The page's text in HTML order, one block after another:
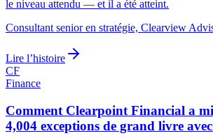
le niveau attendu — et il a été atteint.
Consultant senior en stratégie, Clearview
Lire l’histoire
CF
Finance
Comment Clearpoint Financial a
4,004 exceptions de grand livre